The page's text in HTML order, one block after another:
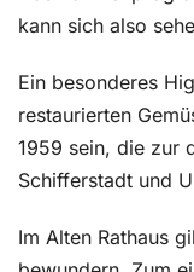
kann sich also
Ein besonderes
restaurierten
1959 sein, die zur
Schifferstadt und
Im Alten Rathaus